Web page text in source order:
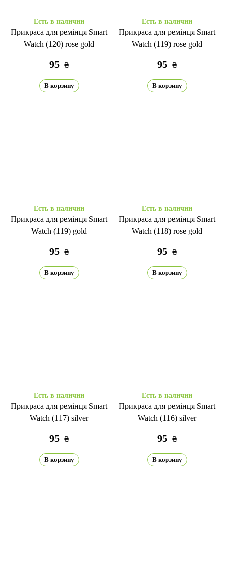
Есть в наличии
Прикраса для ремінця Smart
Watch (120) rose gold
95 ₴
В корзину
Есть в наличии
Прикраса для ремінця Smart
Watch (119) rose gold
95 ₴
В корзину
Есть в наличии
Прикраса для ремінця Smart
Watch (119) gold
95 ₴
В корзину
Есть в наличии
Прикраса для ремінця Smart
Watch (118) rose gold
95 ₴
В корзину
Есть в наличии
Прикраса для ремінця Smart
Watch (117) silver
95 ₴
В корзину
Есть в наличии
Прикраса для ремінця Smart
Watch (116) silver
95 ₴
В корзину